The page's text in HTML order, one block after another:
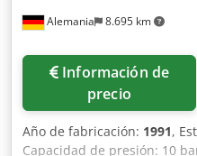
Alemania 8.695 km
Información de
precio
Año de fabricación: 1991,
Capacidad de presión: 10